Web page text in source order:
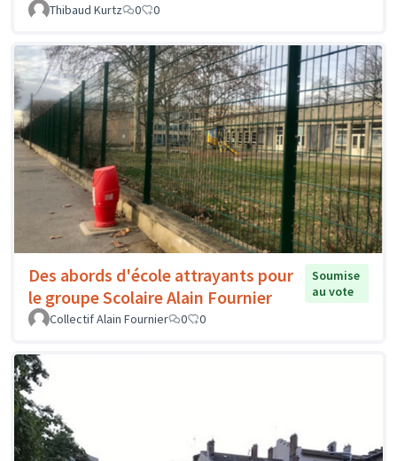
Thibaud Kurtz 0 0
Des abords d'école attrayants pour
le groupe Scolaire Alain Fournier
Soumise
au vote
Collectif Alain Fournier
0 0